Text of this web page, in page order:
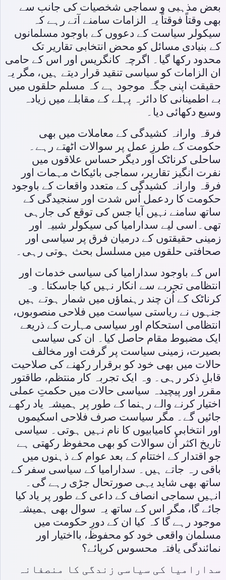
بعض مذہبی و سماجی شخصیات کی جانب سے
بھی وقتاً فوقتاً یہ الزامات سامنے آتے رہے کہ
سیکولر سیاست کے دعووں کے باوجود مسلمانوں
کے بنیادی مسائل کو محض انتخابی تقاریر تک
محدود رکھا گیا۔ اگرچہ کانگریس اور اس کے حامی
ان الزامات کو سیاسی تنقید قرار دیتے ہیں، مگر یہ
حقیقت اپنی جگہ موجود ہے کہ مسلم حلقوں میں
بے اطمینانی کا دائرہ پہلے کے مقابلے میں زیادہ
وسیع دکھائی دیا۔
فرقہ وارانہ کشیدگی کے معاملات میں بھی
حکومت کے طرزِ عمل پر سوالات اٹھتے رہے۔
ساحلی کرناٹک اور دیگر حساس علاقوں میں
نفرت انگیز تقاریر، سماجی بائیکاٹ مہمات اور
فرقہ وارانہ کشیدگی کے متعدد واقعات کے باوجود
حکومت کا ردعمل اُس شدت اور سنجیدگی کے
ساتھ سامنے نہیں آیا جس کی توقع کی جارہی
تھی۔اسی لیے سدارامیا کی سیکولر شبیہ اور
زمینی حقیقتوں کے درمیان فرق پر سیاسی اور
صحافتی حلقوں میں مسلسل بحث ہوتی رہی۔
اس کے باوجود سدارامیا کی سیاسی خدمات اور
انتظامی تجربے سے انکار نہیں کیا جاسکتا۔ وہ
کرناٹک کے اُن چند رہنماؤں میں شمار ہوتے ہیں
جنہوں نے ریاستی سیاست میں فلاحی منصوبوں،
انتظامی استحکام اور سیاسی مہارت کے ذریعے
ایک مضبوط مقام حاصل کیا۔ ان کی سیاسی
بصیرت، زمینی سیاست پر گرفت اور مخالف
حالات میں بھی خود کو برقرار رکھنے کی صلاحیت
قابلِ ذکر رہی۔ وہ ایک تجربہ کار منتظم، طاقتور
مقرر اور پیچیدہ سیاسی حالات میں حکمتِ عملی
اختیار کرنے والے رہنما کے طور پر ہمیشہ یاد رکھے
جائیں گے۔ مگر سیاست صرف فلاحی اسکیموں
اور انتخابی کامیابیوں کا نام نہیں ہوتی۔ سیاسی
تاریخ اکثر اُن سوالات کو بھی محفوظ رکھتی ہے
جو اقتدار کے اختتام کے بعد عوام کے ذہنوں میں
باقی رہ جاتے ہیں۔ سدارامیا کے سیاسی سفر کے
ساتھ بھی شاید یہی صورتحال جڑی رہے گی۔
انہیں سماجی انصاف کے داعی کے طور پر یاد کیا
جائے گا، مگر اس کے ساتھ یہ سوال بھی ہمیشہ
موجود رہے گا کہ کیا ان کے دورِ حکومت میں
مسلمان واقعی خود کو محفوظ، بااختیار اور
نمائندگی یافتہ محسوس کرپائے؟
سدارامیا کی سیاسی زندگی کا منصفانہ